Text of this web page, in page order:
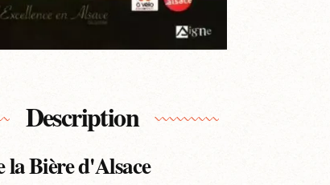
Description
Bière d'Alsace